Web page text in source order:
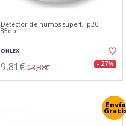
Detector de humos superf. ip20
85db.
ONLEX
9,81€ 13,38€ - 27%
Envío